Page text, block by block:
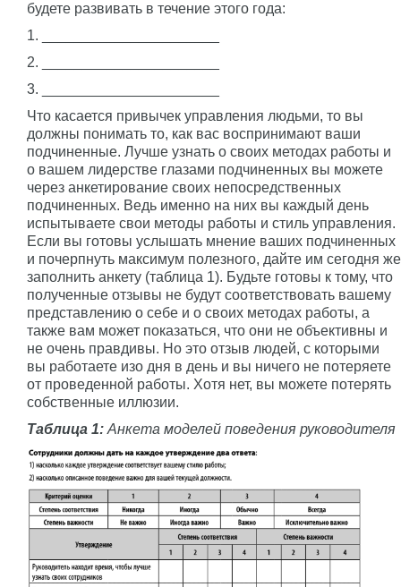
будете развивать в течение этого года:
1. ______________________
2. ______________________
3. ______________________
Что касается привычек управления людьми, то вы
должны понимать то, как вас воспринимают ваши
подчиненные. Лучше узнать о своих методах работы и
о вашем лидерстве глазами подчиненных вы можете
через анкетирование своих непосредственных
подчиненных. Ведь именно на них вы каждый день
испытываете свои методы работы и стиль управления.
Если вы готовы услышать мнение ваших подчиненных
и почерпнуть максимум полезного, дайте им сегодня же
заполнить анкету (таблица 1). Будьте готовы к тому, что
полученные отзывы не будут соответствовать вашему
представлению о себе и о своих методах работы, а
также вам может показаться, что они не объективны и
не очень правдивы. Но это отзыв людей, с которыми
вы работаете изо дня в день и вы ничего не потеряете
от проведенной работы. Хотя нет, вы можете потерять
собственные иллюзии.
Таблица 1: Анкета моделей поведения руководителя